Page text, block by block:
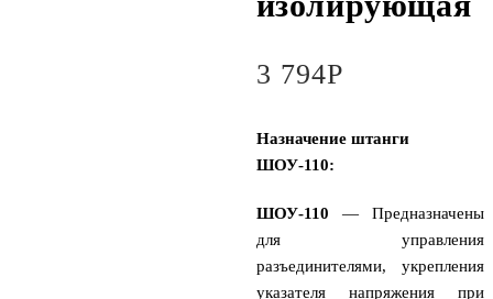
3 794Р
Назначение штанги
ШОУ-110:
ШОУ-110 — Предназначены
для управления
разъединителями, укрепления
указателя напряжения при